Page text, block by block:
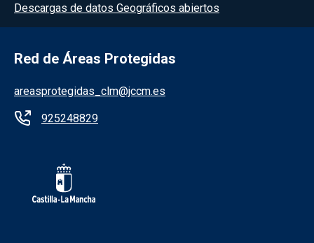
Descargas de datos Geográficos abiertos
Red de Áreas Protegidas
areasprotegidas_clm@jccm.es
925248829